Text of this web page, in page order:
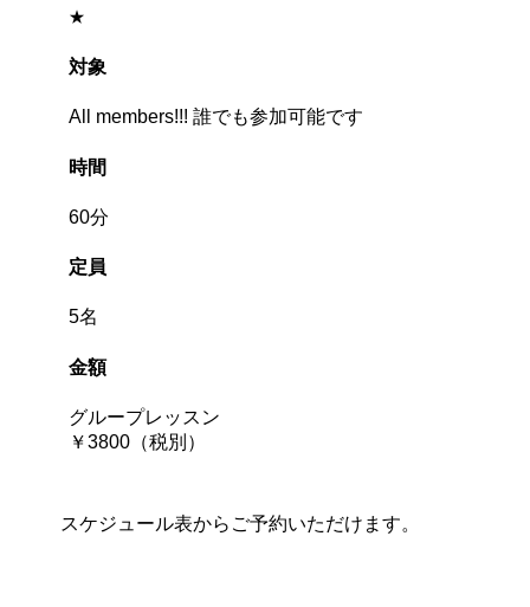
★
対象
All members!!! 誰でも参加可能です
時間
60分
定員
5名
金額
グループレッスン
￥3800（税別）
スケジュール表からご予約いただけます。